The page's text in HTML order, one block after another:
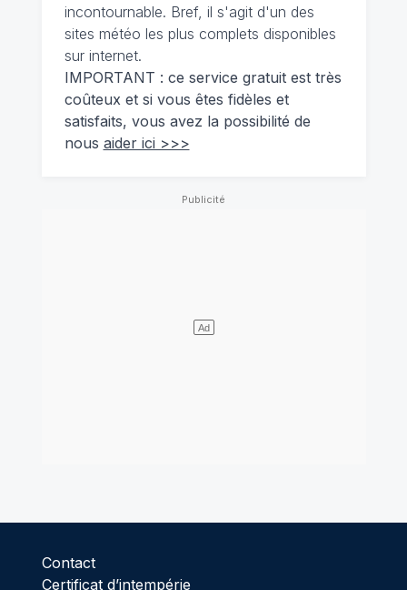
incontournable. Bref, il s'agit d'un des
sites météo les plus complets disponibles
sur internet.
IMPORTANT : ce service gratuit est très
coûteux et si vous êtes fidèles et
satisfaits, vous avez la possibilité de
nous aider ici >>>
Contact
Certificat d’intempérie